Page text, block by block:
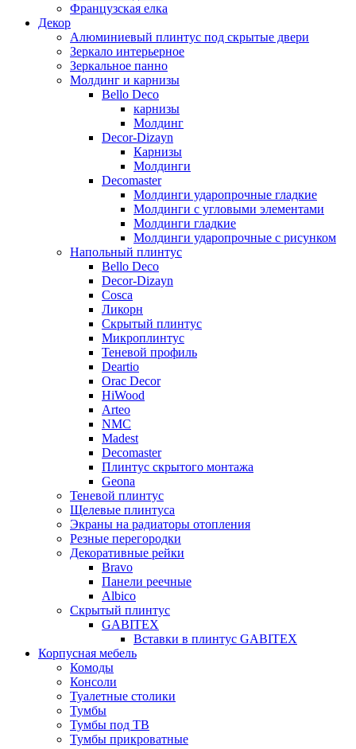
Французская елка
Декор
Алюминиевый плинтус под скрытые двери
Зеркало интерьерное
Зеркальное панно
Молдинг и карнизы
Bello Deco
карнизы
Молдинг
Decor-Dizayn
Карнизы
Молдинги
Decomaster
Молдинги ударопрочные гладкие
Молдинги с угловыми элементами
Молдинги гладкие
Молдинги ударопрочные c рисунком
Напольный плинтус
Bello Deco
Decor-Dizayn
Cosca
Ликорн
Скрытый плинтус
Микроплинтус
Теневой профиль
Deartio
Orac Decor
HiWood
Arteo
NMC
Madest
Decomaster
Плинтус скрытого монтажа
Geona
Теневой плинтус
Щелевые плинтуса
Экраны на радиаторы отопления
Резные перегородки
Декоративные рейки
Bravo
Панели реечные
Albico
Скрытый плинтус
GABITEX
Вставки в плинтус GABITEX
Корпусная мебель
Комоды
Консоли
Туалетные столики
Тумбы
Тумбы под ТВ
Тумбы прикроватные